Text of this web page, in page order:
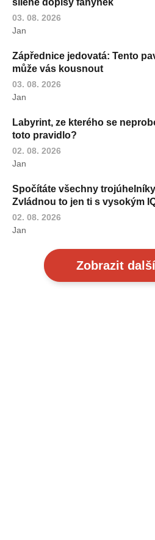
šílené dopisy fanynek
03. 08. 2026
Jan
Zápřednice jedovatá: Tento
může vás kousnout
03. 08. 2026
Jan
Labyrint, ze kterého se
toto pravidlo?
02. 08. 2026
Jan
Spočítáte všechny
Zvládnou to jen ti s vysokým
02. 08. 2026
Jan
Zobrazit